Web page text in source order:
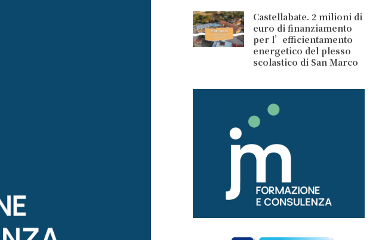
Castellabate. 2 milioni di
euro di finanziamento
per l’efficientamento
energetico del plesso
scolastico di San Marco